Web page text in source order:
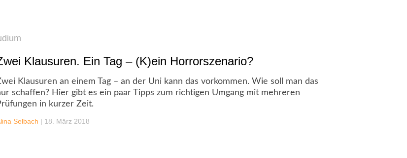
Klausuren. Ein Tag – (K)ein Horrorszenario?
Klausuren an einem Tag – an der Uni kann das vorkommen. Wie soll man das
schaffen? Hier gibt es ein paar Tipps zum richtigen Umgang mit mehreren
in kurzer Zeit.
Selbach | 18. März 2018